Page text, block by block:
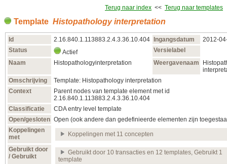
Terug naar index << Terug naar templates
Template Histopathology interpretation
Id 2.16.840.1.113883.2.4.3.36.10.404 Ingangsdatum
Status
Actief
Versielabel
Naam
Histopathologyinterpretation Weergavenaam
Omschrijving
Template: Histopathology interpretation
Context
Parent nodes van template element met id
2.16.840.1.113883.2.4.3.36.10.404
Classificatie
CDA entry level template
Open/gesloten Open (ook andere dan gedefinieerde elementen zijn
Koppelingen
met
Koppelingen met 11 concepten
Gebruikt door
/ Gebruikt
Gebruikt door 10 transacties en 12 templates, Gebruikt 1
template